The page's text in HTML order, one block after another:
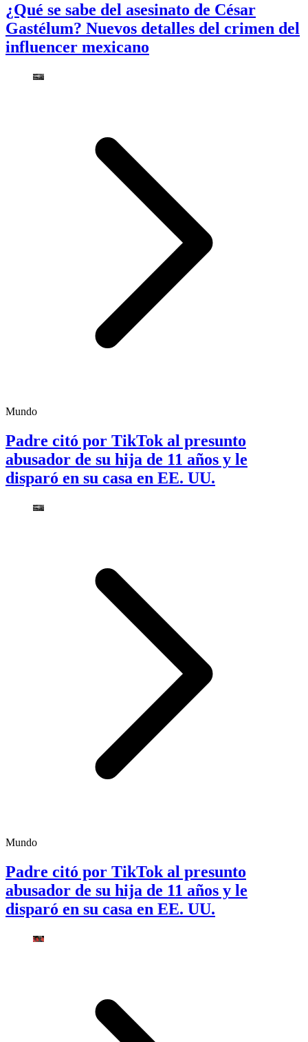
¿Qué se sabe del asesinato de César
Gastélum? Nuevos detalles del crimen del
influencer mexicano
Mundo
Padre citó por TikTok al presunto
abusador de su hija de 11 años y le
disparó en su casa en EE. UU.
Mundo
Padre citó por TikTok al presunto
abusador de su hija de 11 años y le
disparó en su casa en EE. UU.